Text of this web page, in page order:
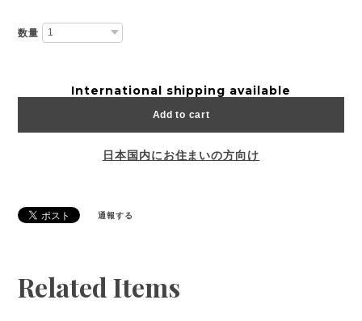
数量
International shipping available
Add to cart
日本国内にお住まいの方向け
通報する
Related Items